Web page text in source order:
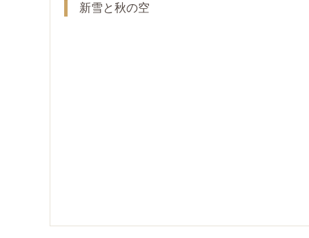
新雪と秋の空